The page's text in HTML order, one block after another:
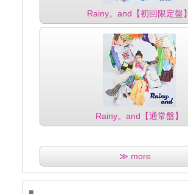
Rainy。and【初回限定盤】
Rainy。and【通常盤】
≫ more